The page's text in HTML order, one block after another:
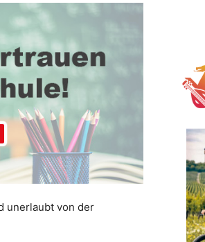
unerlaubt von der